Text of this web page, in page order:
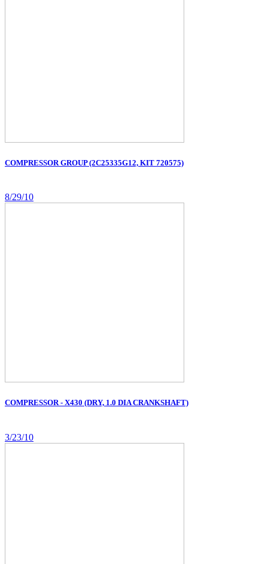
COMPRESSOR GROUP (2C25335G12, KIT 720575)
8/29/10
COMPRESSOR - X430 (DRY, 1.0 DIA CRANKSHAFT)
3/23/10